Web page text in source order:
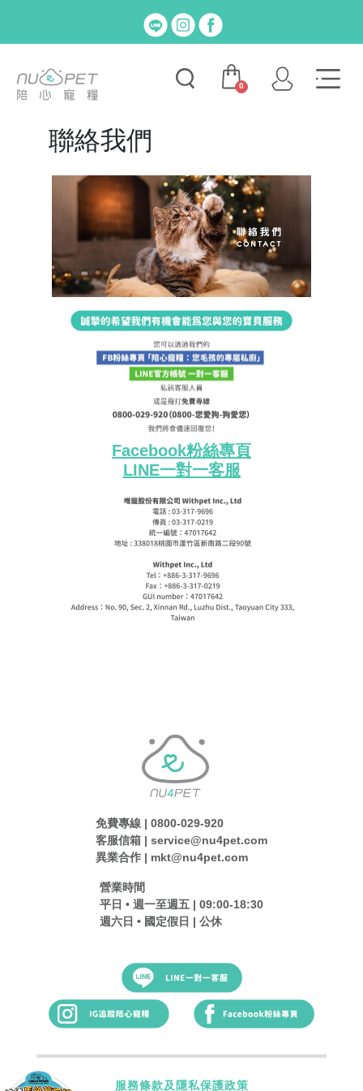
0
聯絡我們
Facebook粉絲專頁
LINE一對一客服
免費專線 | 0800-029-920
客服信箱 | service@nu4pet.com
異業合作 | mkt@nu4pet.com
營業時間
平日 • 週一至週五 | 09:00-18:30
週六日 • 國定假日 | 公休
服務條款及隱私保護政策